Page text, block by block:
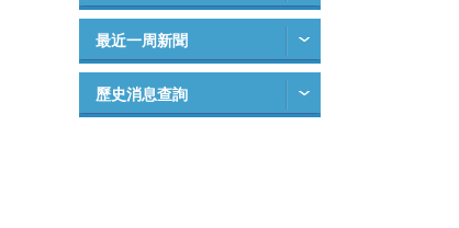
最近一周新聞
歷史消息查詢